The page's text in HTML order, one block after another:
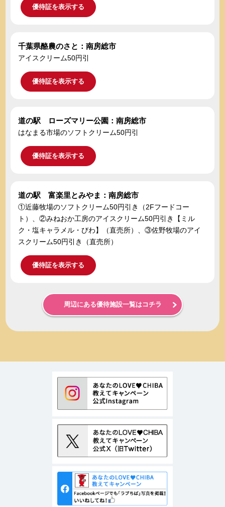
優待証を表示する
千葉県酪農のさと：南房総市
アイスクリーム50円引
優待証を表示する
道の駅 ローズマリー公園：南房総市
はなまる市場のソフトクリーム50円引
優待証を表示する
道の駅 富楽里とみやま：南房総市
①近藤牧場のソフトクリーム50円引き（2Fフードコー
ト）、②みねおか工房のアイスクリーム50円引き【ミル
ク・塩キャラメル・びわ】（直売所）、③佐野牧場のアイ
スクリーム50円引き（直売所）
優待証を表示する
周辺にある優待施設一覧はコチラ